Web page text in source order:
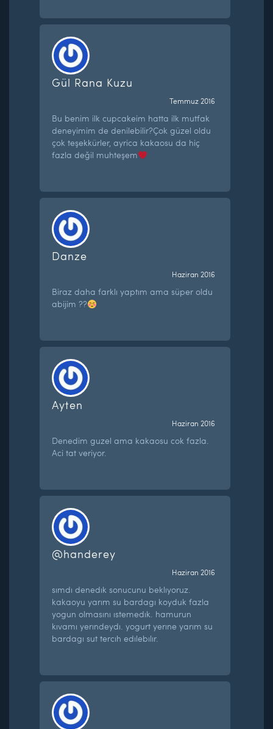
Gül Rana Kuzu
Temmuz 2016
Bu benim ilk cupcakeim hatta ilk mutfak
deneyimim de denilebilir?Çok güzel oldu
çok teşekkürler, ayrica kakaosu da hiç
fazla değil muhteşem
Danze
Haziran 2016
Biraz daha farklı yaptım ama süper oldu
abijim ??
Ayten
Haziran 2016
Denedim guzel ama kakaosu cok fazla.
Aci tat veriyor.
@handerey
Haziran 2016
sımdı denedık sonucunu beklıyoruz.
kakaoyu yarım su bardagı koyduk fazla
yogun olmasını ıstemedık. hamurun
kıvamı yerındeydı. yogurt yerıne yarım su
bardagı sut tercıh edılebılır.